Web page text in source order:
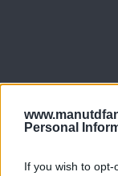
Personal
If you wish to